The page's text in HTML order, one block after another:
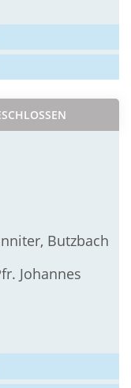
Butzbach
Johannes